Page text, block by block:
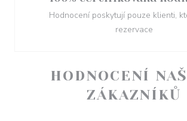
HODNOCENÍ
ZÁKAZNÍKŮ
Hodnocení poskytují pouze klienti,
rezervace